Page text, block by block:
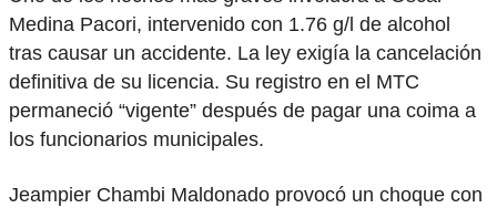
Medina Pacori, intervenido con 1.76 g/l de alcohol
tras causar un accidente. La ley exigía la cancelación
definitiva de su licencia. Su registro en el MTC
permaneció “vigente” después de pagar una coima a
los funcionarios municipales.
Jeampier Chambi Maldonado provocó un choque con